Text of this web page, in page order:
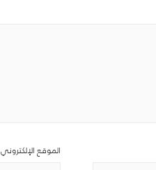
الموقع الإلكتروني